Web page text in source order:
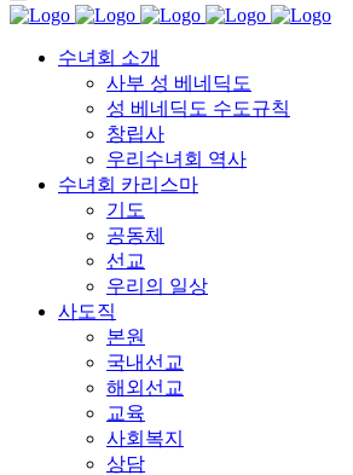
수녀회 소개
사부 성 베네딕도
성 베네딕도 수도규칙
창립사
우리수녀회 역사
수녀회 카리스마
기도
공동체
선교
우리의 일상
사도직
본원
국내선교
해외선교
교육
사회복지
상담